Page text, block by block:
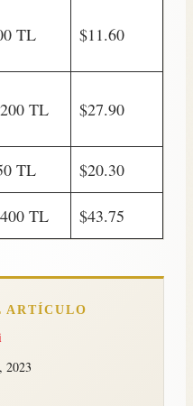
TL $11.60
TL $27.90
TL $20.30
TL $43.75
ARTÍCULO
2023